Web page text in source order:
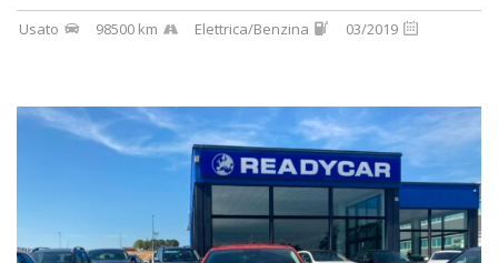
Usato 98500 km Elettrica/Benzina 03/2019